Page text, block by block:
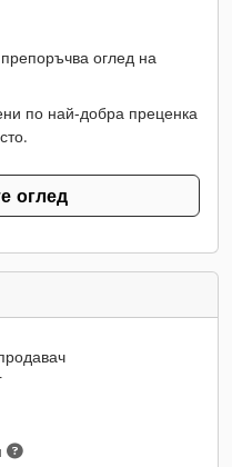
оглед на
по най-добра преценка
оглед